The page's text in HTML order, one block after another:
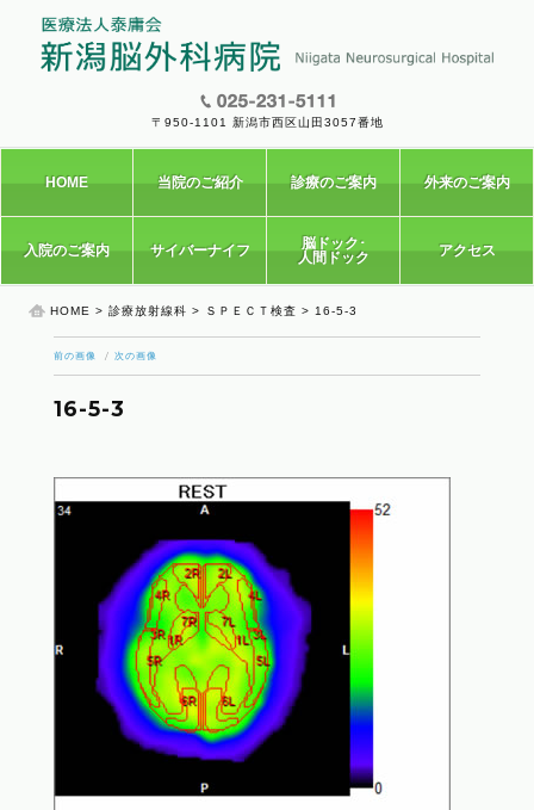
〒950-1101 新潟市西区山田3057番地
HOME 当院のご紹介 診療のご案内 外来のご案内
入院のご案内 サイバーナイフ
脳ドック･
人間ドック
アクセス
HOME > 診療放射線科 > ＳＰＥＣＴ検査 > 16-5-3
前の画像 次の画像
16-5-3